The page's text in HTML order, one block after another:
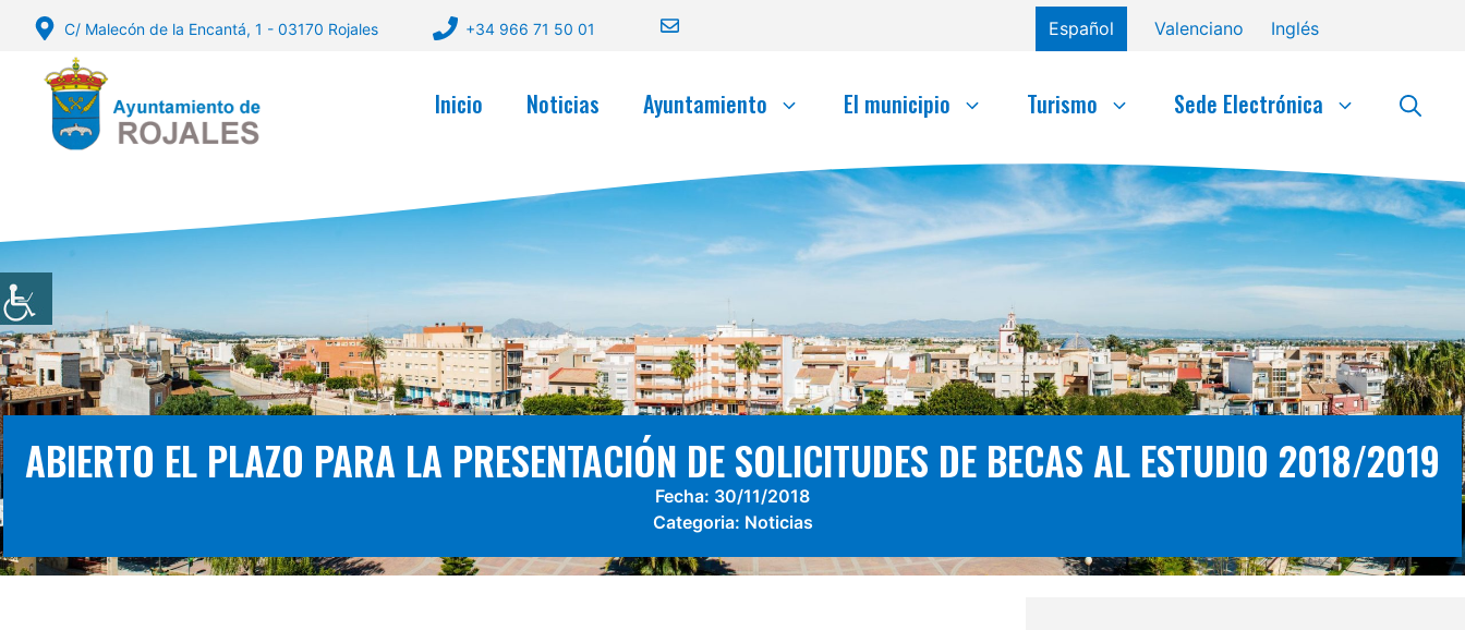
Saltar
contenido
C/ Malecón de la Encantá, 1 - 03170 Rojales +34 966 71 50 01 Español Valenciano Inglés
Inicio Noticias Ayuntamiento El municipio Turismo Sede Electrónica
ABIERTO EL PLAZO PARA LA PRESENTACIÓN DE SOLICITUDES DE BECAS AL ESTUDIO 2018/2019
Fecha: 30/11/2018
Categoria: Noticias